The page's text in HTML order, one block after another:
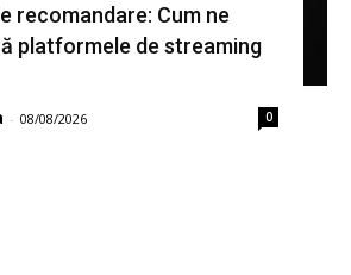
recomandare: Cum ne
platformele de streaming
- 08/08/2026 0